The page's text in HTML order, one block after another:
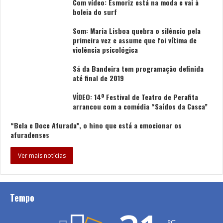
elevadas a iguarias. Para além dos produtos do mar, de
onde se destacam o linguado, a raia, o petinga, o robalo
e a dourada, o festival aposta também em produtos da
Ria, onde a enguia, em caldeirada, frita ou de
escabeche, se junta às ostras, aos mexilhões e às
ameijoas, confecionadas de acordo com a especialidade
de cada restaurante.
Para além dos produtos tradicionais, a iniciativa “Aveiro,
Sabores com Tradição” abre também portas à
inovação, revisitando ou inovando em propostas
gastronómicas com produtos que começaram a ser
explorados na região, fruto do surgimento de novos
nichos de mercado e de novas tendências
gastronómicas, como por exemplo a Flor do Sal, a
salicórnia, as ostras, as algas e as conservas.
As sobremesas têm também assinatura do vasto
Com vídeo: Esmoriz está na moda e vai à
boleia do surf
Som: Maria Lisboa quebra o silêncio pela
primeira vez e assume que foi vítima de
violência psicológica
Sá da Bandeira tem programação definida
até final de 2019
VÍDEO: 14º Festival de Teatro de Perafita
arrancou com a comédia “Saídos da Casca”
“Bela e Doce Afurada”, o hino que está a emocionar os
afuradenses
Ver mais notícias
Tempo